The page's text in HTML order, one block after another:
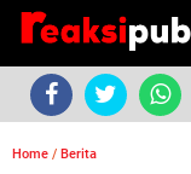
Home / Berita